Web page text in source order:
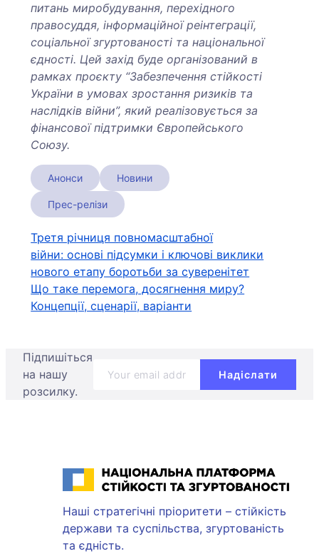
питань миробудування, перехідного
правосуддя, інформаційної реінтеграції,
соціальної згуртованості та національної
єдності. Цей захід буде організований в
рамках проєкту “Забезпечення стійкості
України в умовах зростання ризиків та
наслідків війни”, який реалізовується за
фінансової підтримки Європейського
Союзу.
Анонси Новини
Прес-релізи
Навігація
записів
Третя річниця повномасштабної
війни: основі підсумки і ключові виклики
нового етапу боротьби за суверенітет
Що таке перемога, досягнення миру?
Концепції, сценарії, варіанти
Підпишіться
на нашу
розсилку.
Національна платформа стійкості та згуртованості
Наші стратегічні пріоритети – стійкість
держави та суспільства, згуртованість
та єдність.